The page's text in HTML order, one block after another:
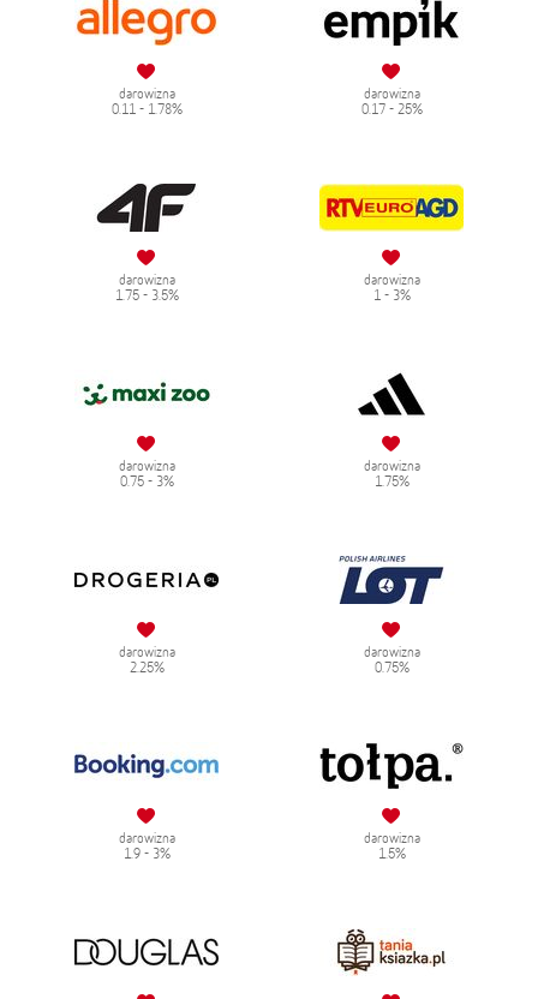
darowizna
0.11 - 1.78%
darowizna
0.17 - 25%
darowizna
1.75 - 3.5%
darowizna
1 - 3%
darowizna
0.75 - 3%
darowizna
1.75%
darowizna
2.25%
darowizna
0.75%
darowizna
1.9 - 3%
darowizna
1.5%